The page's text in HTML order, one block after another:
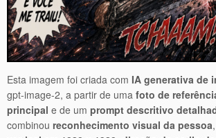
Esta imagem foi criada com IA generativa de
gpt-image-2, a partir de uma foto de
principal e de um prompt descritivo
combinou reconhecimento visual da pessoa,